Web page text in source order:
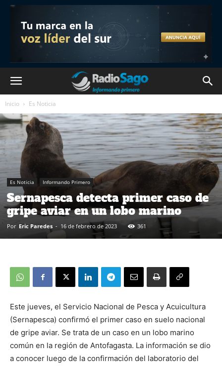
Inicio Es Noticia
Es Noticia Informando Primero
Sernapesca detecta primer caso de
gripe aviar en un lobo marino
Por Eric Paredes - 16 de febrero de 2023 361
Este jueves, el Servicio Nacional de Pesca y Acuicultura
(Sernapesca) confirmó el primer caso en suelo nacional
de gripe aviar. Se trata de un caso en un lobo marino
común en la región de Antofagasta. La información se dio
a conocer luego de la confirmación del laboratorio del